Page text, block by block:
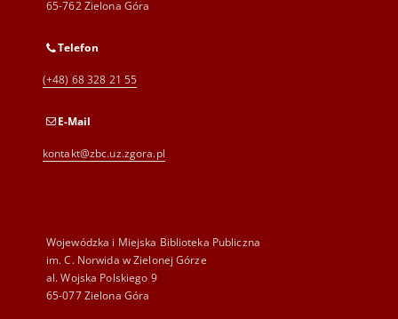
65-762 Zielona Góra
Telefon
(+48) 68 328 21 55
E-Mail
kontakt@zbc.uz.zgora.pl
Wojewódzka i Miejska Biblioteka Publiczna
im. C. Norwida w Zielonej Górze
al. Wojska Polskiego 9
65-077 Zielona Góra